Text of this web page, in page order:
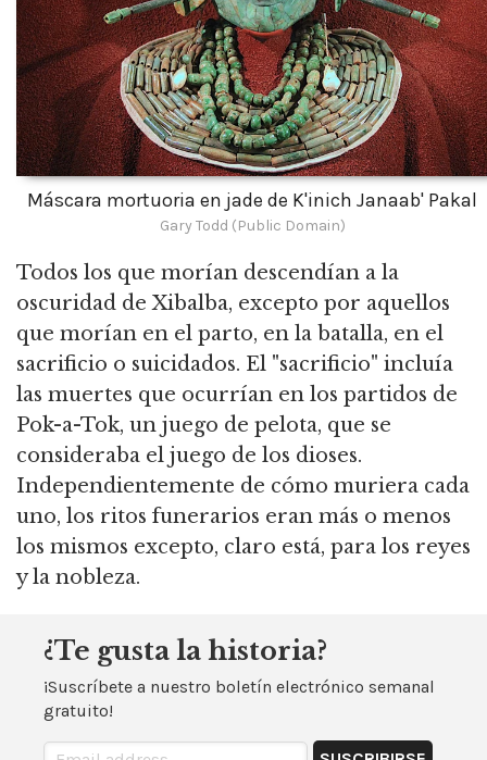
Máscara mortuoria en jade de K'inich Janaab' Pakal
Gary Todd (Public Domain)
Todos los que morían descendían a la
oscuridad de Xibalba, excepto por aquellos
que morían en el parto, en la batalla, en el
sacrificio o suicidados. El "sacrificio" incluía
las muertes que ocurrían en los partidos de
Pok-a-Tok, un juego de pelota, que se
consideraba el juego de los dioses.
Independientemente de cómo muriera cada
uno, los ritos funerarios eran más o menos
los mismos excepto, claro está, para los reyes
y la nobleza.
¿Te gusta la historia?
¡Suscríbete a nuestro boletín electrónico semanal
gratuito!